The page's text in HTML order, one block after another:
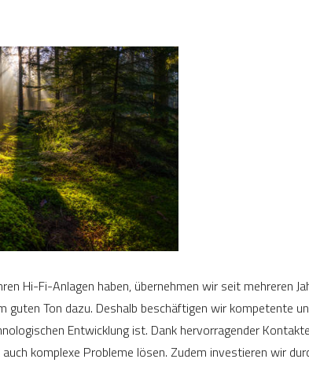
Hi-Fi-Anlagen haben, übernehmen wir seit mehreren
Ton dazu. Deshalb beschäftigen wir kompetente
Entwicklung ist. Dank hervorragender
komplexe Probleme lösen. Zudem investieren wir